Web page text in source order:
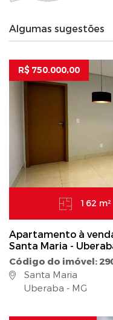
Algumas sugestões
R$ 750.000,00
162 m²
Apartamento à
Santa Maria -
Código do imóvel:
Santa Maria
Uberaba - MG